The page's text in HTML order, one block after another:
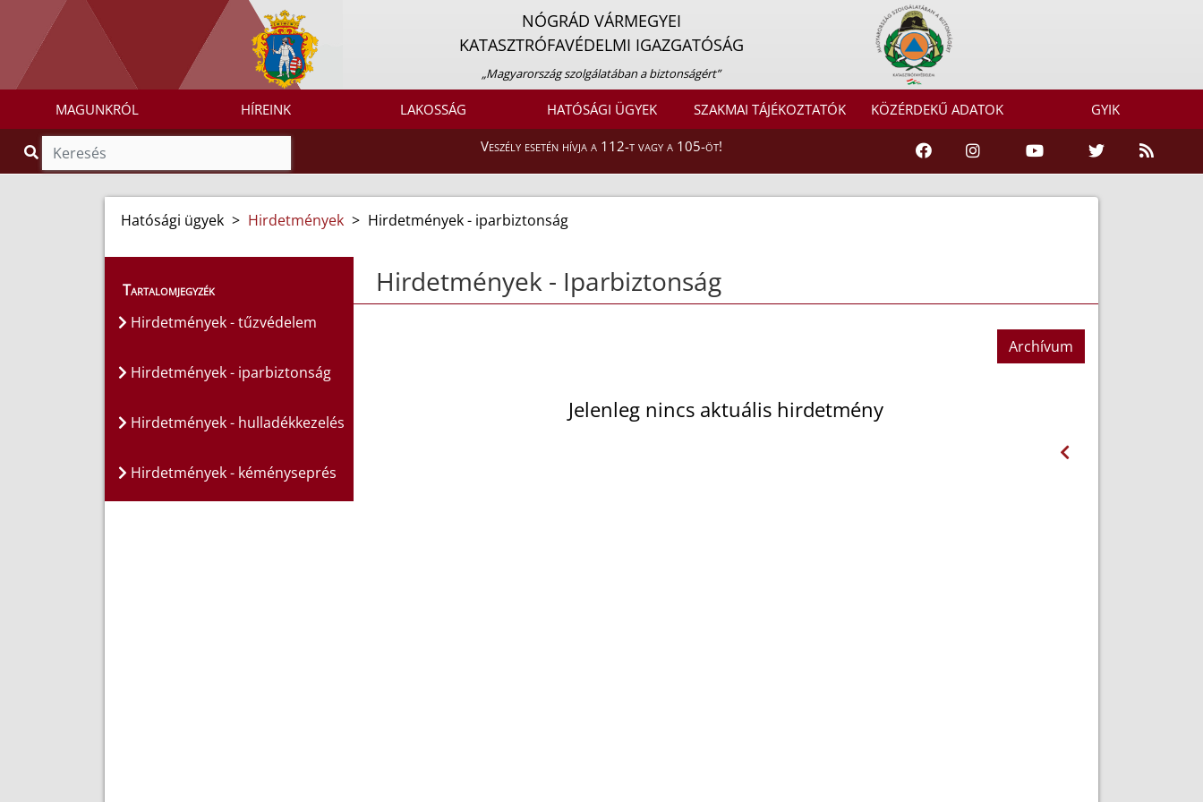
NÓGRÁD VÁRMEGYEI
KATASZTRÓFAVÉDELMI IGAZGATÓSÁG
„Magyarország szolgálatában a biztonságért”
MAGUNKRÓL HÍREINK LAKOSSÁG HATÓSÁGI ÜGYEK SZAKMAI TÁJÉKOZTATÓK KÖZÉRDEKŰ ADATOK GYIK
Veszély esetén hívja a 112-t vagy a 105-öt!
Hatósági ügyek > Hirdetmények > Hirdetmények - iparbiztonság
Tartalomjegyzék
Hirdetmények - tűzvédelem
Hirdetmények - iparbiztonság
Hirdetmények - hulladékkezelés
Hirdetmények - kéményseprés
Hirdetmények - Iparbiztonság
Archívum
Jelenleg nincs aktuális hirdetmény